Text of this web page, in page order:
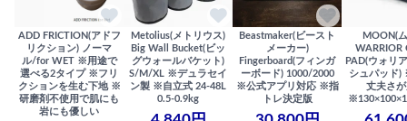
ADD FRICTION(アドフ
リクション) ノーマ
ル/for WET ※用途で
選べる2タイプ ※フリ
クションを生む下地 ※
研磨剤不使用で肌にも
岩にも優しい
Metolius(メトリウス)
Big Wall Bucket(ビッ
グウォールバケット)
S/M/XL ※デュラセイ
ン製 ※自立式 24-48L
0.5-0.9kg
Beastmaker(ビースト
メーカー)
Fingerboard(フィンガ
ーボード) 1000/2000
※公式アプリ対応 ※指
トレ決定版
MOON(
WARRIOR
PAD(ウォリ
シュパッド)
丈夫さ